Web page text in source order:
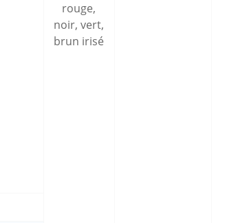
rouge,
noir, vert,
brun irisé